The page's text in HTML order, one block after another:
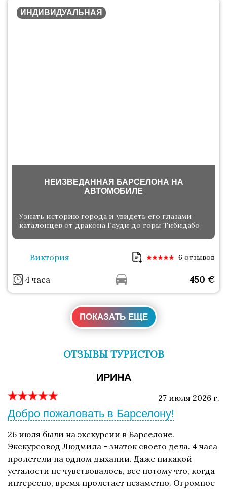
ИНДИВИДУАЛЬНАЯ
НЕИЗВЕДАННАЯ БАРСЕЛОНА НА
АВТОМОБИЛЕ
Узнать историю города и увидеть его глазами
каталонцев от дракона Гауди до горы Тибидабо
Виктория 6 отзывов
4 часа 450 €
ПОКАЗАТЬ ЕЩЕ
ОТЗЫВЫ ТУРИСТОВ
ИРИНА
27 июля 2026 г.
Добро пожаловать в Барселону!
26 июля были на экскурсии в Барселоне.
Экскурсовод Людмила - знаток своего дела. 4 часа
пролетели на одном дыхании. Даже никакой
усталости не чувствовалось, все потому что, когда
интересно, время пролетает незаметно. Огромное